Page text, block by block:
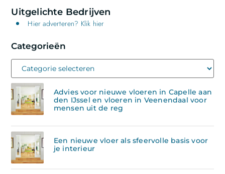
Uitgelichte Bedrijven
Hier adverteren? Klik hier
Categorieën
Advies voor nieuwe vloeren in Capelle aan
den IJssel en vloeren in Veenendaal voor
mensen uit de reg
Een nieuwe vloer als sfeervolle basis voor
je interieur